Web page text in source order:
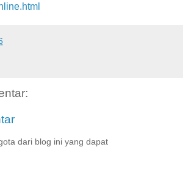
dari blog ini yang dapat